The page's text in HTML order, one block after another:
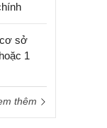
sở
1
thêm